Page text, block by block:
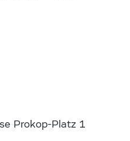
Prokop-Platz 1